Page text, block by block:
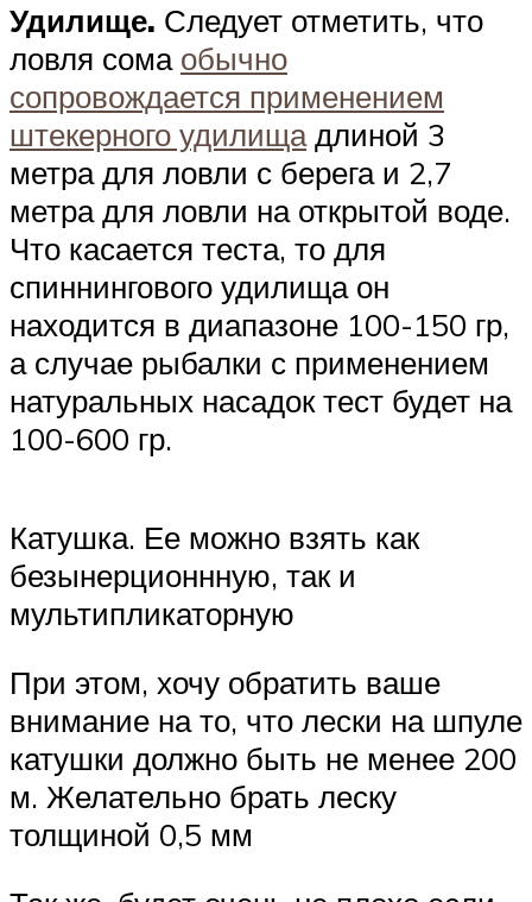
Удилище. Следует отметить, что
ловля сома обычно
сопровождается применением
штекерного удилищадлиной 3
метра для ловли с берега и 2,7
метра для ловли на открытой воде.
Что касается теста, то для
спиннингового удилища он
находится в диапазоне 100-150 гр,
а случае рыбалки с применением
натуральных насадок тест будет на
100-600 гр.
Катушка. Ее можно взять как
безынерционнную, так и
мультипликаторную
При этом, хочу обратить ваше
внимание на то, что лески на шпуле
катушки должно быть не менее 200
м. Желательно брать леску
толщиной 0,5 мм